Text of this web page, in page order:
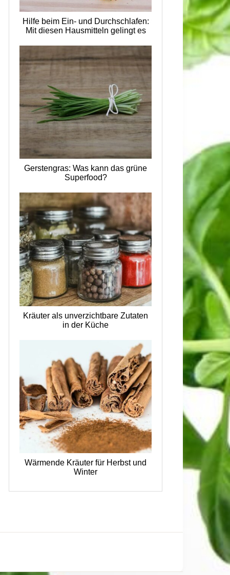
Hilfe beim Ein- und Durchschlafen:
Mit diesen Hausmitteln gelingt es
Gerstengras: Was kann das grüne
Superfood?
Kräuter als unverzichtbare Zutaten
in der Küche
Wärmende Kräuter für Herbst und
Winter